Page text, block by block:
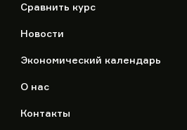
Сравнить курс
Новости
Экономический календарь
О нас
Контакты